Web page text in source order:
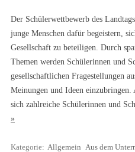
Der Schülerwettbewerb des
junge Menschen dafür begeistern,
Gesellschaft zu beteiligen. Durch
Themen werden Schülerinnen und
gesellschaftlichen Fragestellungen
Meinungen und Ideen
sich zahlreiche Schülerinnen und
»
Kategorie: Allgemein Aus dem